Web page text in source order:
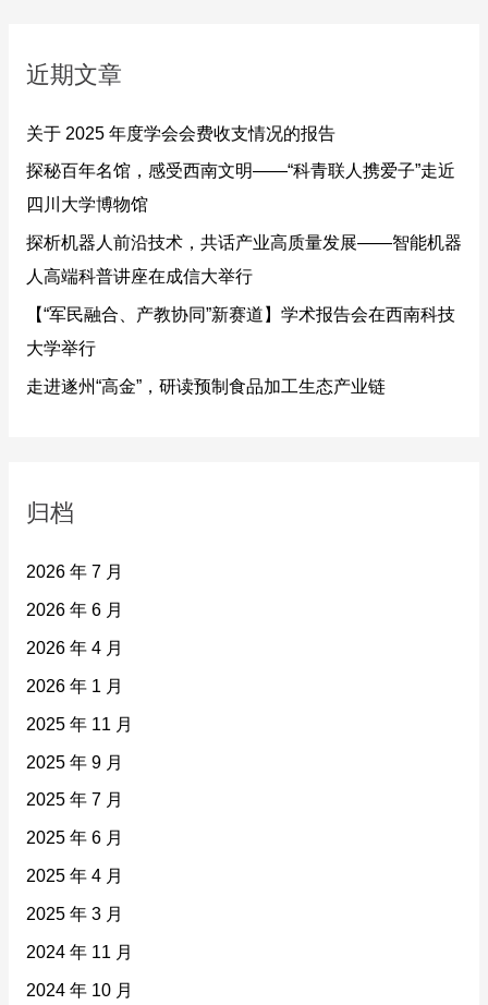
:近期文章
关于 2025 年度学会会费收支情况的报告
探秘百年名馆，感受西南文明——“科青联人携爱子”走近
四川大学博物馆
探析机器人前沿技术，共话产业高质量发展——智能机器
人高端科普讲座在成信大举行
【“军民融合、产教协同”新赛道】学术报告会在西南科技
大学举行
走进遂州“高金”，研读预制食品加工生态产业链
归档
2026 年 7 月
2026 年 6 月
2026 年 4 月
2026 年 1 月
2025 年 11 月
2025 年 9 月
2025 年 7 月
2025 年 6 月
2025 年 4 月
2025 年 3 月
2024 年 11 月
2024 年 10 月